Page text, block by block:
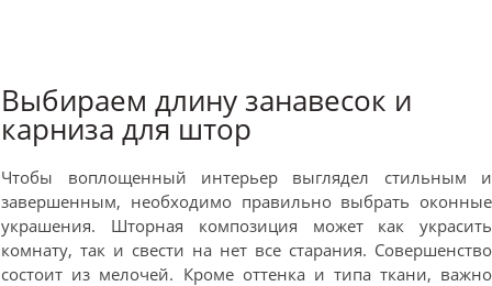
Выбираем длину занавесок и
карниза для штор
Чтобы воплощенный интерьер выглядел стильным и
завершенным, необходимо правильно выбрать оконные
украшения. Шторная композиция может как украсить
комнату, так и свести на нет все старания. Совершенство
состоит из мелочей. Кроме оттенка и типа ткани, важно